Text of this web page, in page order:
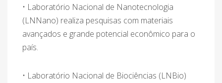
• Laboratório Nacional de Nanotecnologia
(LNNano) realiza pesquisas com materiais
avançados e grande potencial econômico para o
país.
• Laboratório Nacional de Biociências (LNBio)